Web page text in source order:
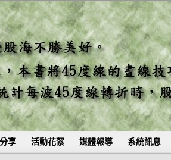
享 活動花絮 媒體報導 系統訊息